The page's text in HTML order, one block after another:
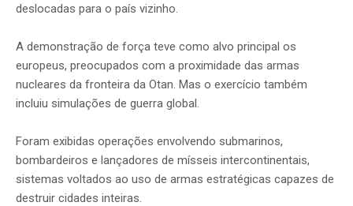
deslocadas para o país vizinho.
A demonstração de força teve como alvo principal os
europeus, preocupados com a proximidade das armas
nucleares da fronteira da Otan. Mas o exercício também
incluiu simulações de guerra global.
Foram exibidas operações envolvendo submarinos,
bombardeiros e lançadores de mísseis intercontinentais,
sistemas voltados ao uso de armas estratégicas capazes de
destruir cidades inteiras.